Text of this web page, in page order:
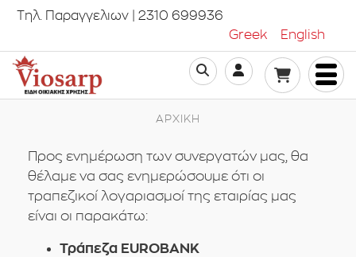
Τηλ. Παραγγελιων | 2310 699936
Greek
English
ΑΡΧΙΚΗ
Προς ενημέρωση των συνεργατών μας, θα
θέλαμε να σας ενημερώσουμε ότι οι
τραπεζικοί λογαριασμοί της εταιρίας μας
είναι οι παρακάτω:
Τράπεζα EUROBANK